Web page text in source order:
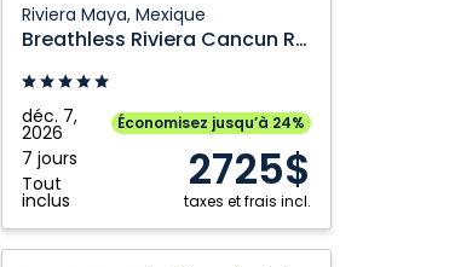
Comox
Fort McMurray
Grande Prairie
Halifax
Kamloops
Kelowna
Prince George
Saskatoon
Toronto
Vancouver
Victoria
Riviera Maya, Mexique
Breathless Riviera Cancun Resort & Spa
déc. 7,
2026
7 jours
Tout
inclus
Économisez jusqu’à 24%
2725$
taxes et frais incl.
Riviera
Cancun
Resort
Spa:
Riviera
Maya,
Mexique